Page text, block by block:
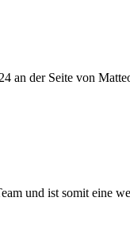
an der Seite von
und ist somit eine